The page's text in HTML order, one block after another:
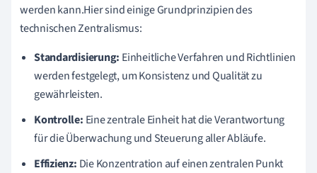
werden kann.Hier sind einige Grundprinzipien des
technischen Zentralismus:
Standardisierung: Einheitliche Verfahren und Richtlinien
werden festgelegt, um Konsistenz und Qualität zu
gewährleisten.
Kontrolle: Eine zentrale Einheit hat die Verantwortung
für die Überwachung und Steuerung aller Abläufe.
Effizienz: Die Konzentration auf einen zentralen Punkt